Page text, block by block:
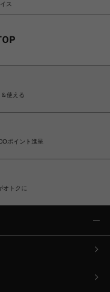
ス
使える
ポイント進呈
オトクに